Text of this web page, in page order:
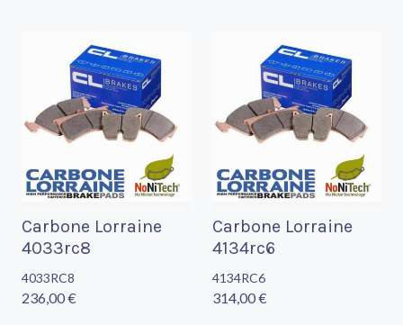
Carbone Lorraine
4033rc8
4033RC8
236,00 €
Carbone Lorraine
4134rc6
4134RC6
314,00 €